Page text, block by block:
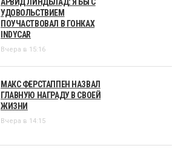
УДОВОЛЬСТВИЕМ
ПОУЧАСТВОВАЛ В ГОНКАХ
INDYCAR
Вчера в 15:16
МАКС ФЕРСТАППЕН НАЗВАЛ
ГЛАВНУЮ НАГРАДУ В СВОЕЙ
ЖИЗНИ
Вчера в 14:15